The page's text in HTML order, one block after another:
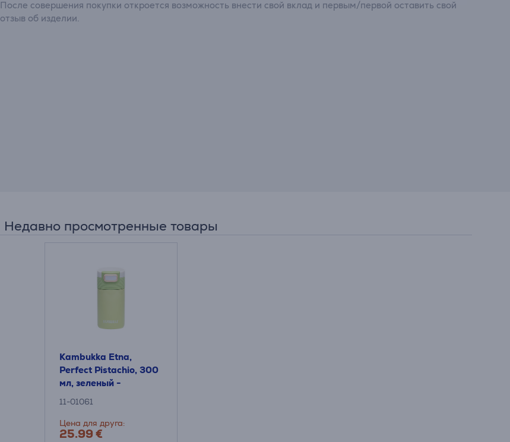
После совершения покупки откроется возможность внести свой вклад и первым/первой оставить свой
отзыв об изделии.
Недавно просмотренные товары
Kambukka Etna,
Perfect Pistachio, 300
мл, зеленый -
Термокружка
11-01061
Цена для друга:
25.99 €